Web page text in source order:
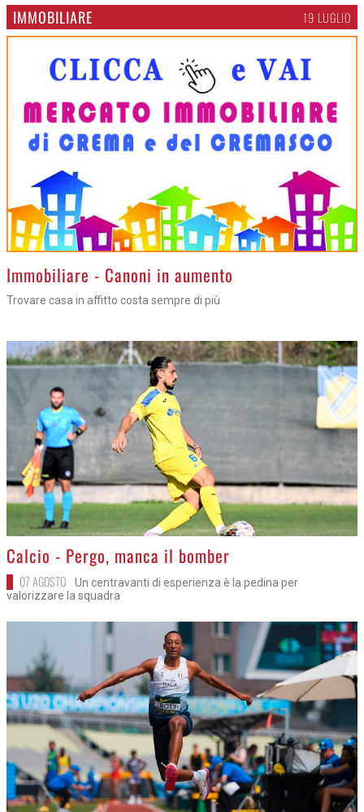
IMMOBILIARE 19 LUGLIO
>Immobiliare - Canoni in aumento
Trovare casa in affitto costa sempre di più
>
Calcio - Pergo, manca il bomber
07 AGOSTO
Un centravanti di esperienza è la pedina per
valorizzare la squadra